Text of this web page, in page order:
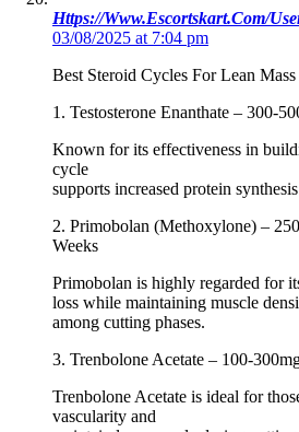
Https://Www.Escortskart.Com/
03/08/2025 at 7:04 pm
Best Steroid Cycles For Lean
1. Testosterone Enanthate – 300-
Known for its effectiveness in
cycle
supports increased protein
2. Primobolan (Methoxylone) –
Weeks
Primobolan is highly regarded for
loss while maintaining muscle
among cutting phases.
3. Trenbolone Acetate – 100-
Trenbolone Acetate is ideal for
vascularity and